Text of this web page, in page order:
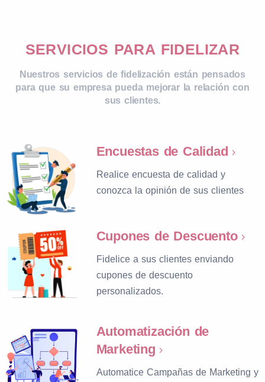
SERVICIOS PARA FIDELIZAR
Nuestros servicios de fidelización están pensados
para que su empresa pueda mejorar la relación con
sus clientes.
Encuestas de Calidad
Realice encuesta de calidad y
conozca la opinión de sus clientes
Cupones de Descuento
Fidelice a sus clientes enviando
cupones de descuento
personalizados.
Automatización de
Marketing
Automatice Campañas de Marketing y